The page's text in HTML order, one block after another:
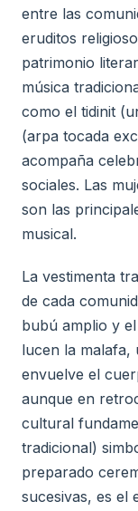
entre las
eruditos
patrimonio
música
como el tidinit
(arpa tocada
acompaña
sociales. Las
son las
musical.
La vestimenta
de cada
bubú amplio y
lucen la malafa,
envuelve el
aunque en
cultural
tradicional)
preparado
sucesivas, es el